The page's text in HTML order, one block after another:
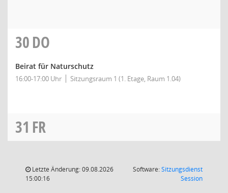
30DO
Beirat für Naturschutz
16:00-17:00 Uhr Sitzungsraum 1 (1. Etage, Raum 1.04)
31 FR
Letzte Änderung: 09.08.2026
15:00:16
Software:Sitzungsdienst
Session(Wird in